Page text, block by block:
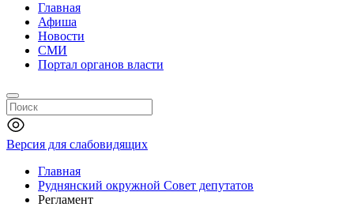
Главная
Афиша
Новости
СМИ
Портал органов власти
Версия для слабовидящих
Главная
Руднянский окружной Совет депутатов
Регламент